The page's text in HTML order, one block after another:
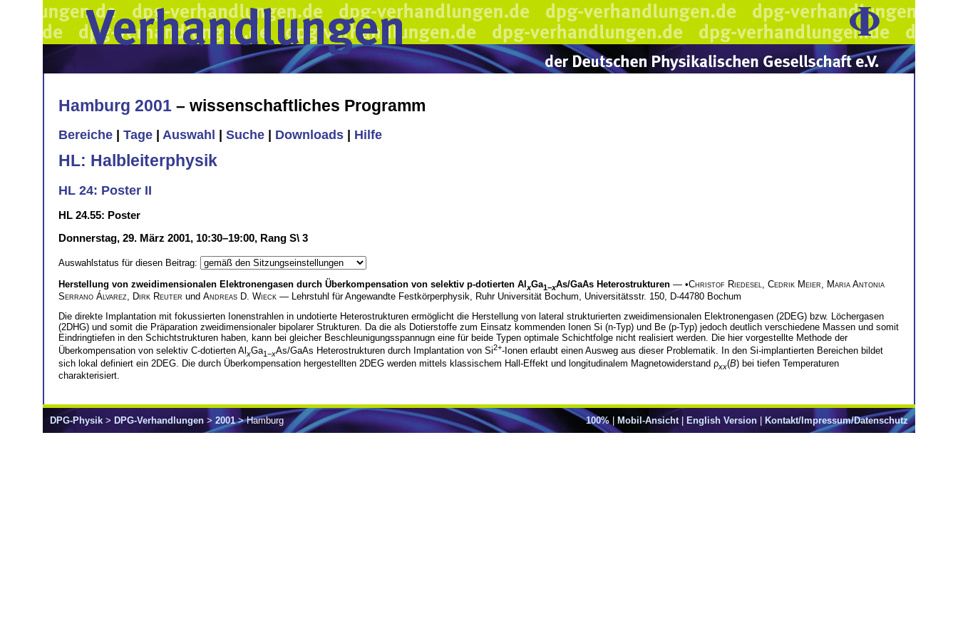
Hamburg 2001 – wissenschaftliches Programm
Bereiche Tage Auswahl Suche Downloads Hilfe
HL: Halbleiterphysik
HL 24: Poster II
HL 24.55: Poster
Donnerstag, 29. März 2001, 10:30–19:00, Rang S\ 3
Auswahlstatus für diesen Beitrag:
Herstellung von zweidimensionalen Elektronengasen durch Überkompensation von selektiv p-dotierten AlxGa1−xAs/GaAs Heterostrukturen — •Christof Riedesel Cedrik Meier
Maria Antonia
Serrano Álvarez, Dirk Reuter und Andreas D. Wieck — Lehrstuhl für Angewandte Festkörperphysik, Ruhr Universität Bochum, Universitätsstr. 150, D-44780 Bochum
Die direkte Implantation mit fokussierten Ionenstrahlen in undotierte Heterostrukturen ermöglicht die Herstellung von lateral strukturierten zweidimensionalen Elektronengasen (2DEG) bzw. Löchergasen
(2DHG) und somit die Präparation zweidimensionaler bipolarer Strukturen. Da die als Dotierstoffe zum Einsatz kommenden Ionen Si (n-Typ) und Be (p-Typ) jedoch deutlich verschiedene Massen und somit
Eindringtiefen in den Schichtstrukturen haben, kann bei gleicher Beschleunigungsspannugn eine für beide Typen optimale Schichtfolge nicht realisiert werden. Die hier vorgestellte Methode der
Überkompensation von selektiv C-dotierten Al xGa1−xAs/GaAs Heterostrukturen durch Implantation von Si2+-Ionen erlaubt einen Ausweg aus dieser Problematik. In den Si-implantierten Bereichen bildet
sich lokal definiert ein 2DEG. Die durch Überkompensation hergestellten 2DEG werden mittels klassischem Hall-Effekt und longitudinalem Magnetowiderstand ρxx(B) bei tiefen Temperaturen
charakterisiert.
100%| Mobil-Ansicht| English Version Kontakt/Impressum/Datenschutz
DPG-Physik > DPG-Verhandlungen > 2001> Hamburg